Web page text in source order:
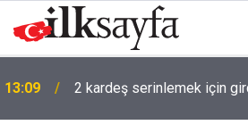
13:09 2 kardeş serinlemek için
12:15 Adana'da tünelde göçük: